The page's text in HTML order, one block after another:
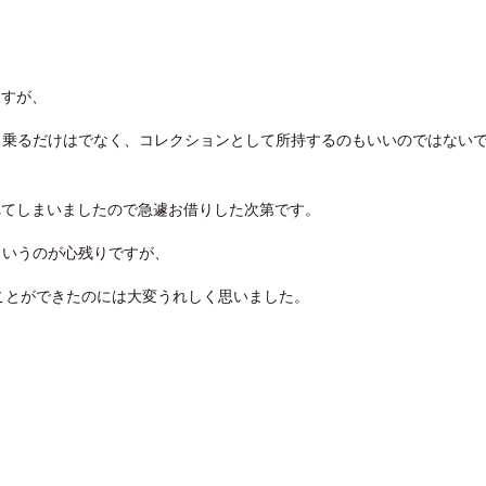
が、
るだけはでなく、コレクションとして所持するのもいいのではない
しまいましたので急遽お借りした次第です。
うのが心残りですが、
ができたのには大変うれしく思いました。